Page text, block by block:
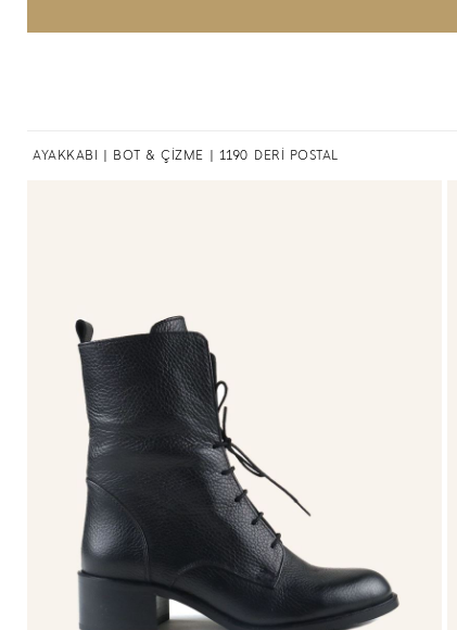
AYAKKABI BOT & ÇİZME | 1190 DERİ POSTAL